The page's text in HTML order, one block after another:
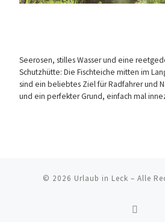
Seerosen, stilles Wasser und eine
Schutzhütte: Die Fischteiche mitten im
sind ein beliebtes Ziel für Radfahrer und
und ein perfekter Grund, einfach mal
© 2026 Urlaub in Leck – Alle